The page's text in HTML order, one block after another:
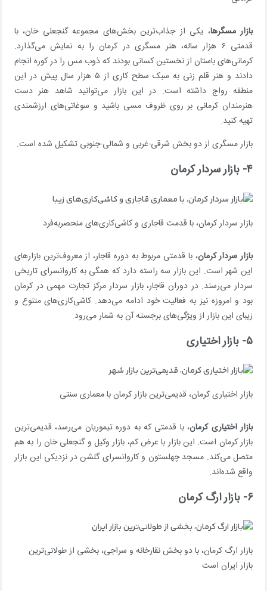
بازار مسگرها، یکی از جذاب‌ترین بخش‌های مجموعه گنجعلی خان، با
قدمتی ۶ هزار ساله، هنر مسگری در کرمان را به نمایش می‌گذارد.
کرمانی‌های باستان از نخستین کسانی بودند که ذوب مس را در کوره انجام
دادند و هنر قلم زنی به سبک سطح کاری از ۵ هزار سال پیش در این
منطقه رواج داشته است. در این بازار می‌توانید شاهد هنر دست
هنرمندان کرمانی بر روی ظروف مسی باشید و سوغاتی‌های ارزشمندی
تهیه کنید.
بازار مسگری از دو بخش شرقی-غربی و شمالی-جنوبی تشکیل شده است.
۴- بازار سردار کرمان
بازار سردار کرمان، با قدمت قاجاری و کاشی‌کاری‌های منحصربه‌فرد
بازار سردار کرمان، با قدمتی مربوط به دوره قاجار، از معروف‌ترین بازارهای
این شهر است. این بازار سه راسته دارد که همگی به کاروانسرای تاریخی
سردار می‌رسند. در دوران قاجار، بازار سردار مرکز تجارت مهمی در کرمان
بود و امروزه نیز به فعالیت خود ادامه می‌دهد. کاشی‌کاری‌های متنوع و
زیبای این بازار از ویژگی‌های برجسته آن به شمار می‌رود.
۵- بازار اختیاری
بازار اختیاری کرمان، قدیمی‌ترین بازار کرمان با معماری سنتی
بازار اختیاری کرمان، با قدمتی که به دوره تیموریان می‌رسد، قدیمی‌ترین
بازار کرمان است. این بازار با عرض کم، بازار وکیل و گنجعلی خان را به هم
متصل می‌کند. مسجد چهلستون و کاروانسرای گلشن در نزدیکی این بازار
واقع شده‌اند.
۶- بازار ارگ کرمان
بازار ارگ کرمان، با دو بخش نقارخانه و سراجی، بخشی از طولانی‌ترین
بازار ایران است